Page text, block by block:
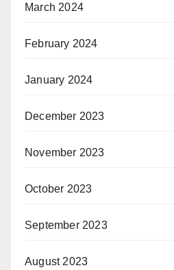
March 2024
February 2024
January 2024
December 2023
November 2023
October 2023
September 2023
August 2023